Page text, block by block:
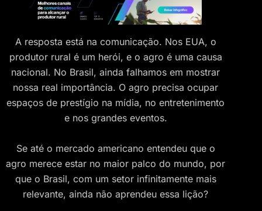
A resposta está na comunicação. Nos EUA, o
produtor rural é um herói, e o agro é uma causa
nacional. No Brasil, ainda falhamos em mostrar
nossa real importância. O agro precisa ocupar
espaços de prestígio na mídia, no entretenimento
e nos grandes eventos.
Se até o mercado americano entendeu que o
agro merece estar no maior palco do mundo, por
que o Brasil, com um setor infinitamente mais
relevante, ainda não aprendeu essa lição?